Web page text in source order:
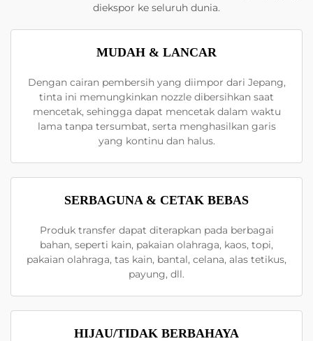
diekspor ke seluruh dunia.
MUDAH & LANCAR
Dengan cairan pembersih yang diimpor dari Jepang,
tinta ini memungkinkan nozzle dibersihkan saat
mencetak, sehingga dapat mencetak dalam waktu
lama tanpa tersumbat, serta menghasilkan garis
yang kontinu dan halus.
SERBAGUNA & CETAK BEBAS
Produk transfer dapat diterapkan pada berbagai
bahan, seperti kain, pakaian olahraga, kaos, topi,
pakaian olahraga, tas kain, bantal, celana, alas tetikus,
payung, dll.
HIJAU/TIDAK BERBAHAYA